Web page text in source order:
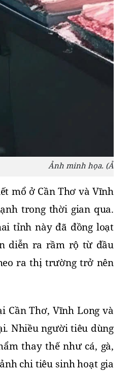
Ảnh minh họa. (Ảnh
mổ ở Cần Thơ và Vĩnh
trong thời gian qua.
tỉnh này đã đồng loạt
diễn ra rầm rộ từ đầu
ra thị trường trở nên
Cần Thơ, Vĩnh Long và
Nhiều người tiêu dùng
thay thế như cá, gà,
chi tiêu sinh hoạt gia